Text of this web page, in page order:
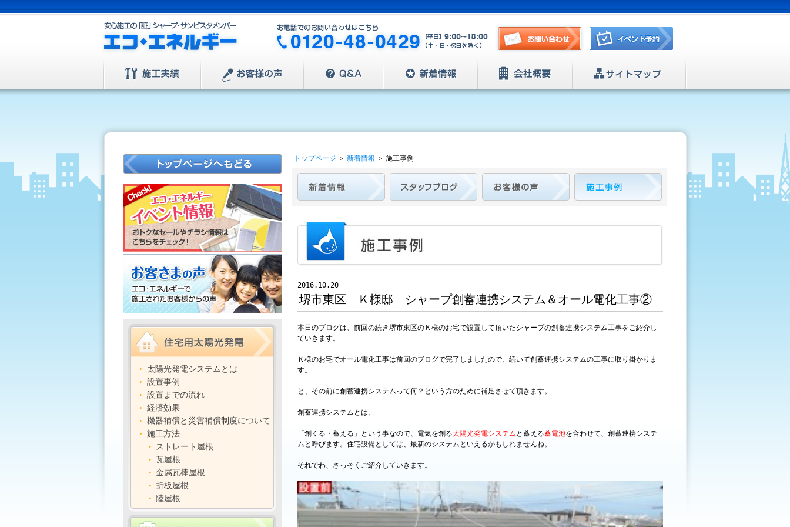
太陽光発電システムとは
設置事例
設置までの流れ
経済効果
機器補償と災害補償制度について
施工方法
ストレート屋根
瓦屋根
金属瓦棒屋根
折板屋根
陸屋根
トップページ ＞ 新着情報 ＞ 施工事例
2016.10.20
堺市東区 Ｋ様邸 シャープ創蓄連携システム＆オール電化工事②
本日のブログは、前回の続き堺市東区のＫ様のお宅で設置して頂いたシャープの創蓄連携システム工事をご紹介し
ていきます。
Ｋ様のお宅でオール電化工事は前回のブログで完了しましたので、続いて創蓄連携システムの工事に取り掛かりま
す。
と、その前に創蓄連携システムって何？という方のために補足させて頂きます。
創蓄連携システムとは、
「創くる・蓄える」という事なので、電気を創る太陽光発電システム と蓄える蓄電池を合わせて、創蓄連携システ
ムと呼びます。住宅設備としては、最新のシステムといえるかもしれませんね。
それでわ、さっそくご紹介していきます。